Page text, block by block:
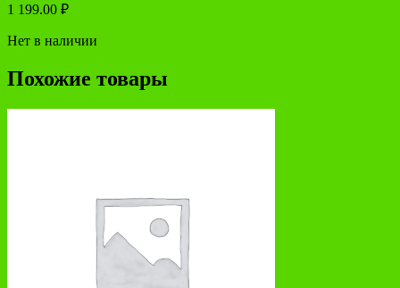
1 199.00 ₽
Нет в наличии
Похожие товары